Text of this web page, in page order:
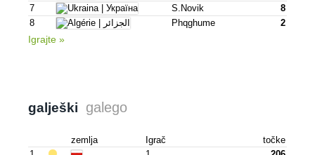
7 S.novik
8
8
Phqghume 2
Igrajte »
galješki galego
zemlja Igrač
točke